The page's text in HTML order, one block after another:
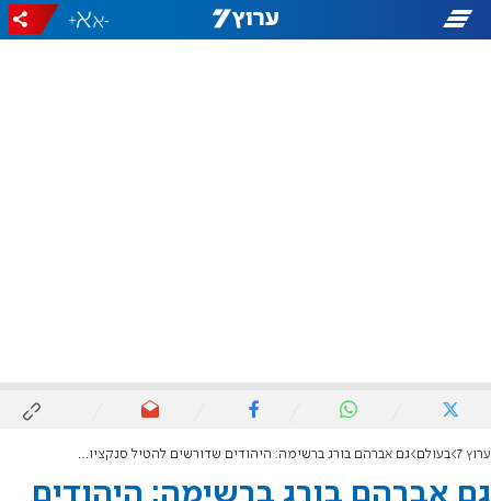
-
+
ערוץ 7 בעולם גם אברהם בורג ברשימה: היהודים שדורשים להטיל סנקציות על ישראל